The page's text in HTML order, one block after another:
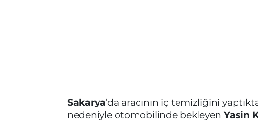
Sakarya’da aracının iç temizliğini
nedeniyle otomobilinde bekleyen Yasin